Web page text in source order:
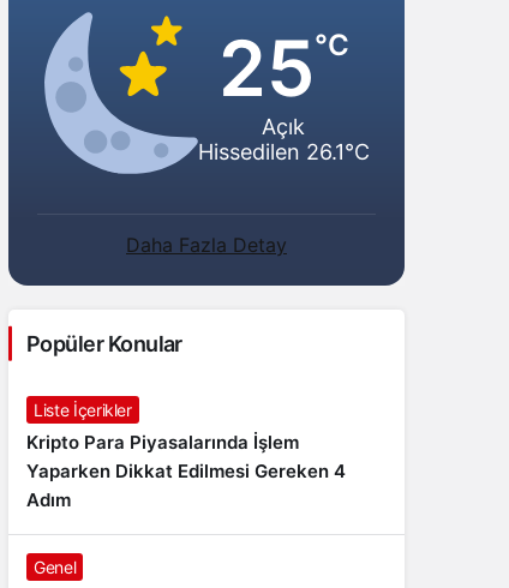
25°C
Açık
Hissedilen 26.1°C
Daha Fazla Detay
Popüler Konular
Liste İçerikler
Kripto Para Piyasalarında İşlem
Yaparken Dikkat Edilmesi Gereken 4
Adım
Genel